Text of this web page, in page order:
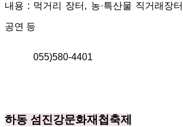
내용 : 먹거리 장터 , 농·특산물 직거래장터
공연 등
055)580-4401
하동 섬진강문화재첩축제